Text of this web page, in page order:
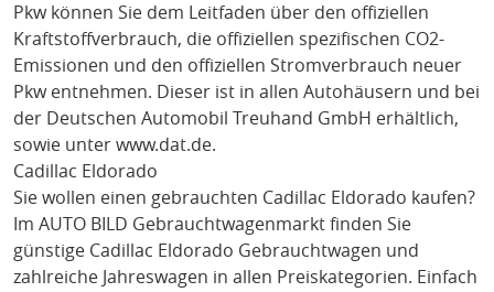
Pkw können Sie dem Leitfaden über den offiziellen
Kraftstoffverbrauch, die offiziellen spezifischen CO2-
Emissionen und den offiziellen Stromverbrauch neuer
Pkw entnehmen. Dieser ist in allen Autohäusern und bei
der Deutschen Automobil Treuhand GmbH erhältlich,
sowie unter www.dat.de.
Cadillac Eldorado
Sie wollen einen gebrauchten Cadillac Eldorado kaufen?
Im AUTO BILD Gebrauchtwagenmarkt finden Sie
günstige Cadillac Eldorado Gebrauchtwagen und
zahlreiche Jahreswagen in allen Preiskategorien. Einfach